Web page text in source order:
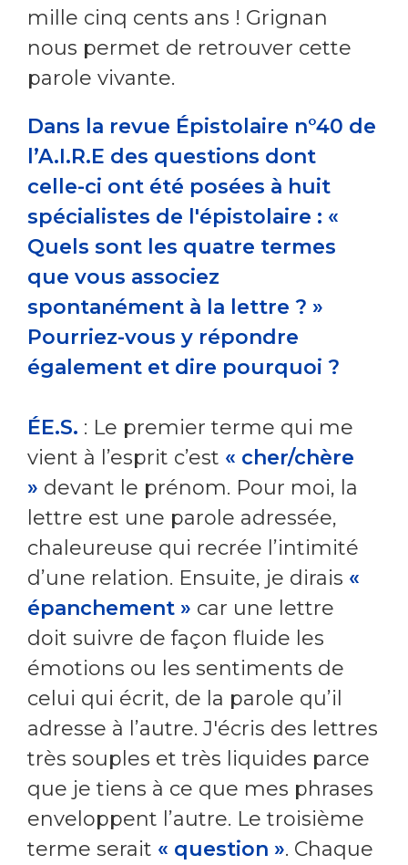
mille cinq cents ans ! Grignan
nous permet de retrouver cette
parole vivante.
Dans la revue Épistolaire n°40 de
l’A.I.R.E des questions dont
celle-ci ont été posées à huit
spécialistes de l'épistolaire : «
Quels sont les quatre termes
que vous associez
spontanément à la lettre ? »
Pourriez-vous y répondre
également et dire pourquoi ?
ÉE.S. : Le premier terme qui me
vient à l’esprit c’est « cher/chère
» devant le prénom. Pour moi, la
lettre est une parole adressée,
chaleureuse qui recrée l’intimité
d’une relation. Ensuite, je dirais «
épanchement » car une lettre
doit suivre de façon fluide les
émotions ou les sentiments de
celui qui écrit, de la parole qu’il
adresse à l’autre. J'écris des lettres
très souples et très liquides parce
que je tiens à ce que mes phrases
enveloppent l’autre. Le troisième
terme serait « question ». Chaque